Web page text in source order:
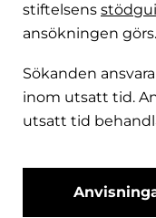
stiftelsens
ansökningen görs.
Sökanden
inom utsatt tid.
utsatt tid